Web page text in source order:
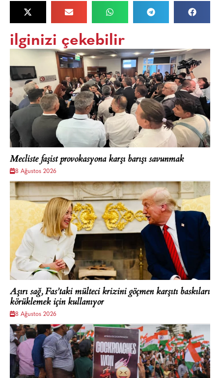
ilginizi çekebilir
Mecliste faşist provokasyona karşı barışı savunmak
8 Ağustos 2026
Aşırı sağ, Fas’taki mülteci krizini göçmen karşıtı baskıları
körüklemek için kullanıyor
8 Ağustos 2026